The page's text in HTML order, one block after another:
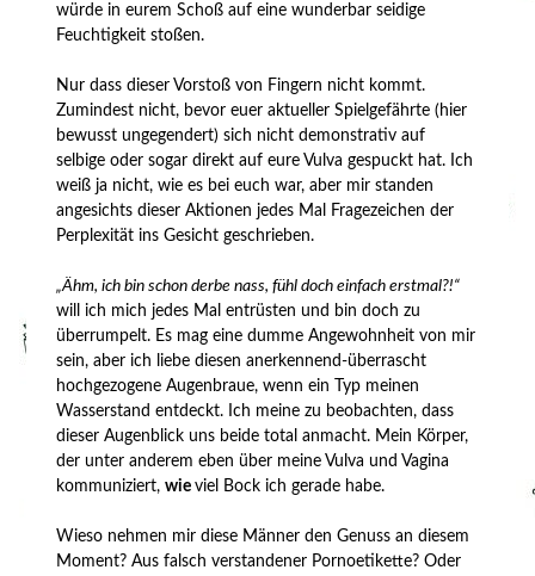
würde in eurem Schoß auf eine wunderbar seidige
Feuchtigkeit stoßen.
Nur dass dieser Vorstoß von Fingern nicht kommt.
Zumindest nicht, bevor euer aktueller Spielgefährte (hier
bewusst ungegendert) sich nicht demonstrativ auf
selbige oder sogar direkt auf eure Vulva gespuckt hat. Ich
weiß ja nicht, wie es bei euch war, aber mir standen
angesichts dieser Aktionen jedes Mal Fragezeichen der
Perplexität ins Gesicht geschrieben.
„Ähm, ich bin schon derbe nass, fühl doch einfach erstmal?!“
will ich mich jedes Mal entrüsten und bin doch zu
überrumpelt. Es mag eine dumme Angewohnheit von mir
sein, aber ich liebe diesen anerkennend-überrascht
hochgezogene Augenbraue, wenn ein Typ meinen
Wasserstand entdeckt. Ich meine zu beobachten, dass
dieser Augenblick uns beide total anmacht. Mein Körper,
der unter anderem eben über meine Vulva und Vagina
kommuniziert,wieviel Bock ich gerade habe.
Wieso nehmen mir diese Männer den Genuss an diesem
Moment? Aus falsch verstandener Pornoetikette? Oder